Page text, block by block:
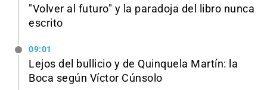
"Volver al futuro" y la paradoja del libro nunca
escrito
09:01
Lejos del bullicio y de Quinquela Martín: la
Boca según Víctor Cúnsolo